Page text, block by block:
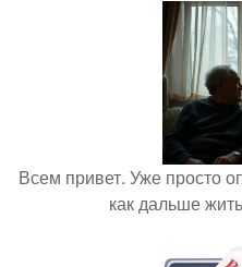
Всем привет. Уже просто
как дальше